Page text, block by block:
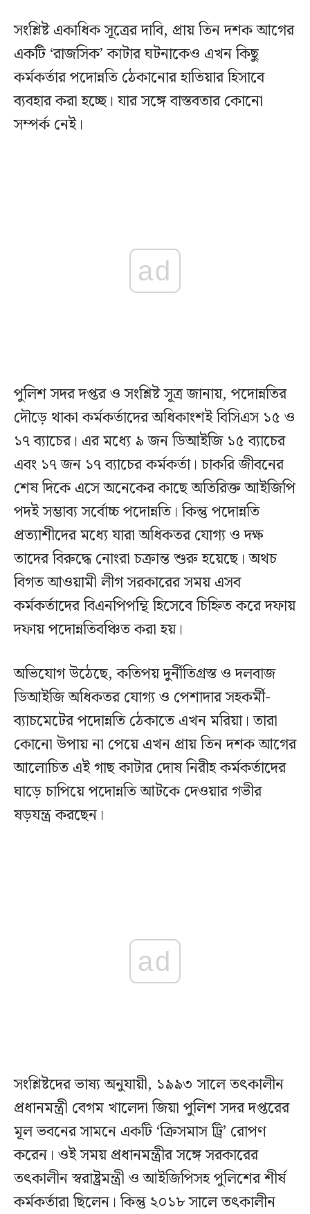
সংশ্লিষ্ট একাধিক সূত্রের দাবি, প্রায় তিন দশক আগের
একটি ‘রাজসিক’ কাটার ঘটনাকেও এখন কিছু
কর্মকর্তার পদোন্নতি ঠেকানোর হাতিয়ার হিসাবে
ব্যবহার করা হচ্ছে। যার সঙ্গে বাস্তবতার কোনো
সম্পর্ক নেই।
ad
পুলিশ সদর দপ্তর ও সংশ্লিষ্ট সূত্র জানায়, পদোন্নতির
দৌড়ে থাকা কর্মকর্তাদের অধিকাংশই বিসিএস ১৫ ও
১৭ ব্যাচের। এর মধ্যে ৯ জন ডিআইজি ১৫ ব্যাচের
এবং ১৭ জন ১৭ ব্যাচের কর্মকর্তা। চাকরি জীবনের
শেষ দিকে এসে অনেকের কাছে অতিরিক্ত আইজিপি
পদই সম্ভাব্য সর্বোচ্চ পদোন্নতি। কিন্তু পদোন্নতি
প্রত্যাশীদের মধ্যে যারা অধিকতর যোগ্য ও দক্ষ
তাদের বিরুদ্ধে নোংরা চক্রান্ত শুরু হয়েছে। অথচ
বিগত আওয়ামী লীগ সরকারের সময় এসব
কর্মকর্তাদের বিএনপিপন্থি হিসেবে চিহ্নিত করে দফায়
দফায় পদোন্নতিবঞ্চিত করা হয়।
অভিযোগ উঠেছে, কতিপয় দুর্নীতিগ্রস্ত ও দলবাজ
ডিআইজি অধিকতর যোগ্য ও পেশাদার সহকর্মী-
ব্যাচমেটের পদোন্নতি ঠেকাতে এখন মরিয়া। তারা
কোনো উপায় না পেয়ে এখন প্রায় তিন দশক আগের
আলোচিত এই গাছ কাটার দোষ নিরীহ কর্মকর্তাদের
ঘাড়ে চাপিয়ে পদোন্নতি আটকে দেওয়ার গভীর
ষড়যন্ত্র করছেন।
ad
সংশ্লিষ্টদের ভাষ্য অনুযায়ী, ১৯৯৩ সালে তৎকালীন
প্রধানমন্ত্রী বেগম খালেদা জিয়া পুলিশ সদর দপ্তরের
মূল ভবনের সামনে একটি ‘ক্রিসমাস ট্রি’ রোপণ
করেন। ওই সময় প্রধানমন্ত্রীর সঙ্গে সরকারের
তৎকালীন স্বরাষ্ট্রমন্ত্রী ও আইজিপিসহ পুলিশের শীর্ষ
কর্মকর্তারা ছিলেন। কিন্তু ২০১৮ সালে তৎকালীন